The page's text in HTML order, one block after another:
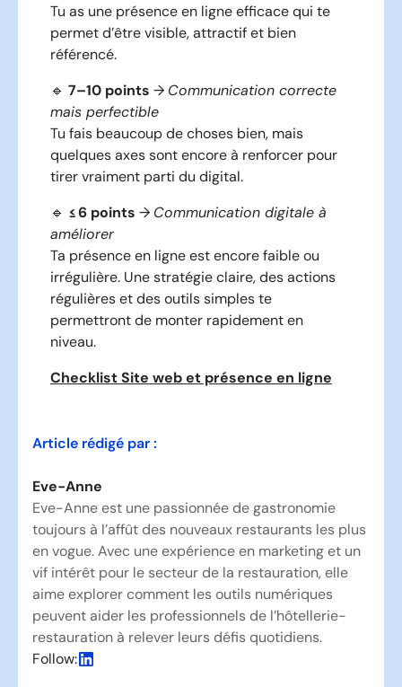
Tu as une présence en ligne efficace qui te
permet d’être visible, attractif et bien
référencé.
🔹 7–10 points → Communication correcte
mais perfectible
Tu fais beaucoup de choses bien, mais
quelques axes sont encore à renforcer pour
tirer vraiment parti du digital.
🔹 ≤ 6 points → Communication digitale à
améliorer
Ta présence en ligne est encore faible ou
irrégulière. Une stratégie claire, des actions
régulières et des outils simples te
permettront de monter rapidement en
niveau.
Checklist Site web et présence en ligne
Article rédigé par :
Eve-Anne
Eve-Anne est une passionnée de gastronomie
toujours à l’affût des nouveaux restaurants les plus
en vogue. Avec une expérience en marketing et un
vif intérêt pour le secteur de la restauration, elle
aime explorer comment les outils numériques
peuvent aider les professionnels de l’hôtellerie-
restauration à relever leurs défis quotidiens.
Follow: